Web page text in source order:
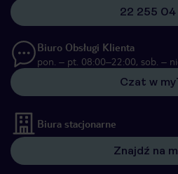
22 255
Biuro Obsługi Klienta
pon. – pt. 08:00–22:00, sob. –
Czat w
Biura stacjonarne
Znajdź na